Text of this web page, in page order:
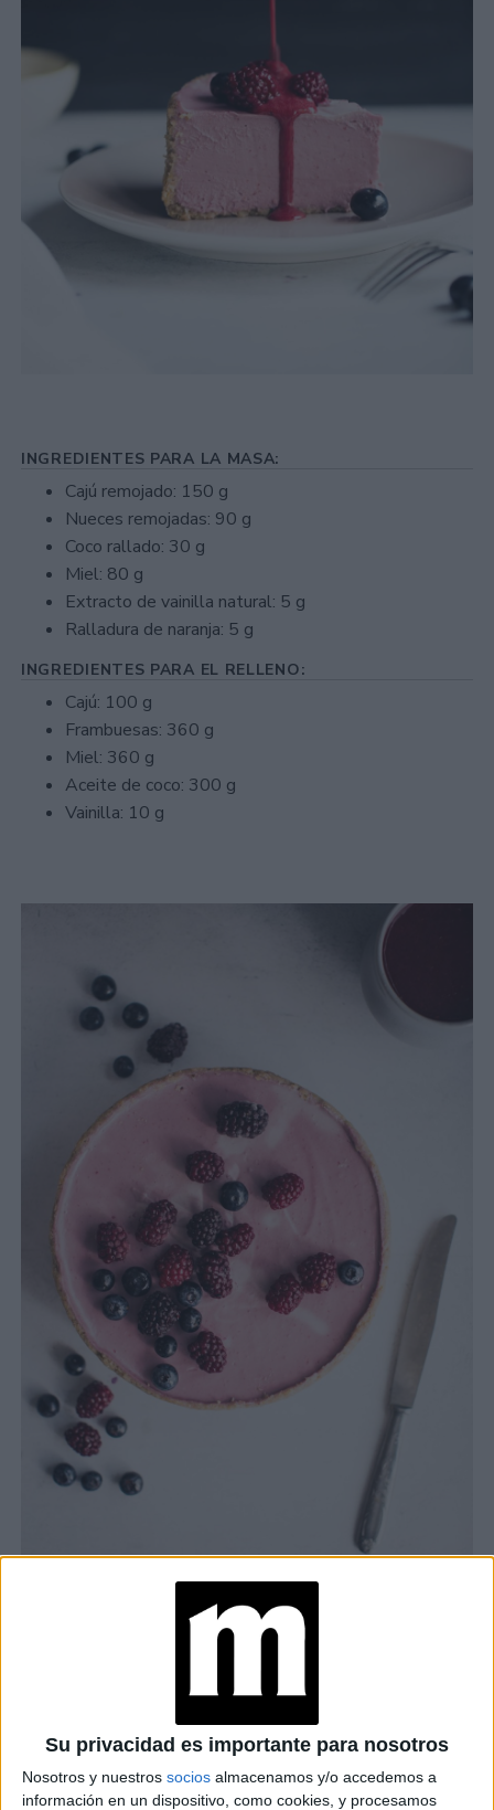
Su privacidad es importante para nosotros
Nosotros y nuestros socios almacenamos y/o accedemos a
información en un dispositivo, como cookies, y procesamos
INGREDIENTES PARA LA MASA:
Cajú remojado: 150 g
Nueces remojadas: 90 g
Coco rallado: 30 g
Miel: 80 g
Extracto de vainilla natural: 5 g
Ralladura de naranja: 5 g
INGREDIENTES PARA EL RELLENO:
Cajú: 100 g
Frambuesas: 360 g
Miel: 360 g
Aceite de coco: 300 g
Vainilla: 10 g
TAMBIÉN TE PUEDE INTERESAR
CONSEJOS PARA
ADOPTAR UNA
DIETA VEGANA EN